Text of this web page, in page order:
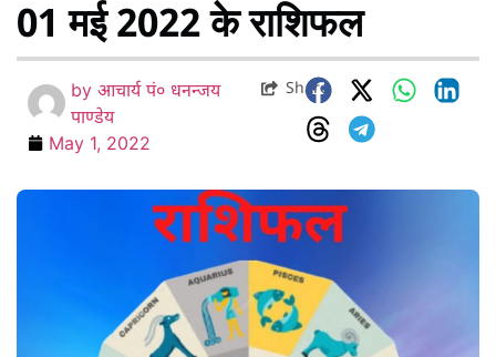
01 मई 2022 के राशिफल
by आचार्य पं० धनन्जय
पाण्डेय
May 1, 2022
Share